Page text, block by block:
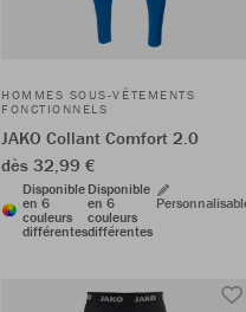
HOMMES SOUS-VÊTEMENTS
FONCTIONNELS
JAKO Collant Comfort 2.0
dès 32,99 €
Disponible
en 6
couleurs
différentes
Disponible
en 6
couleurs
différentes